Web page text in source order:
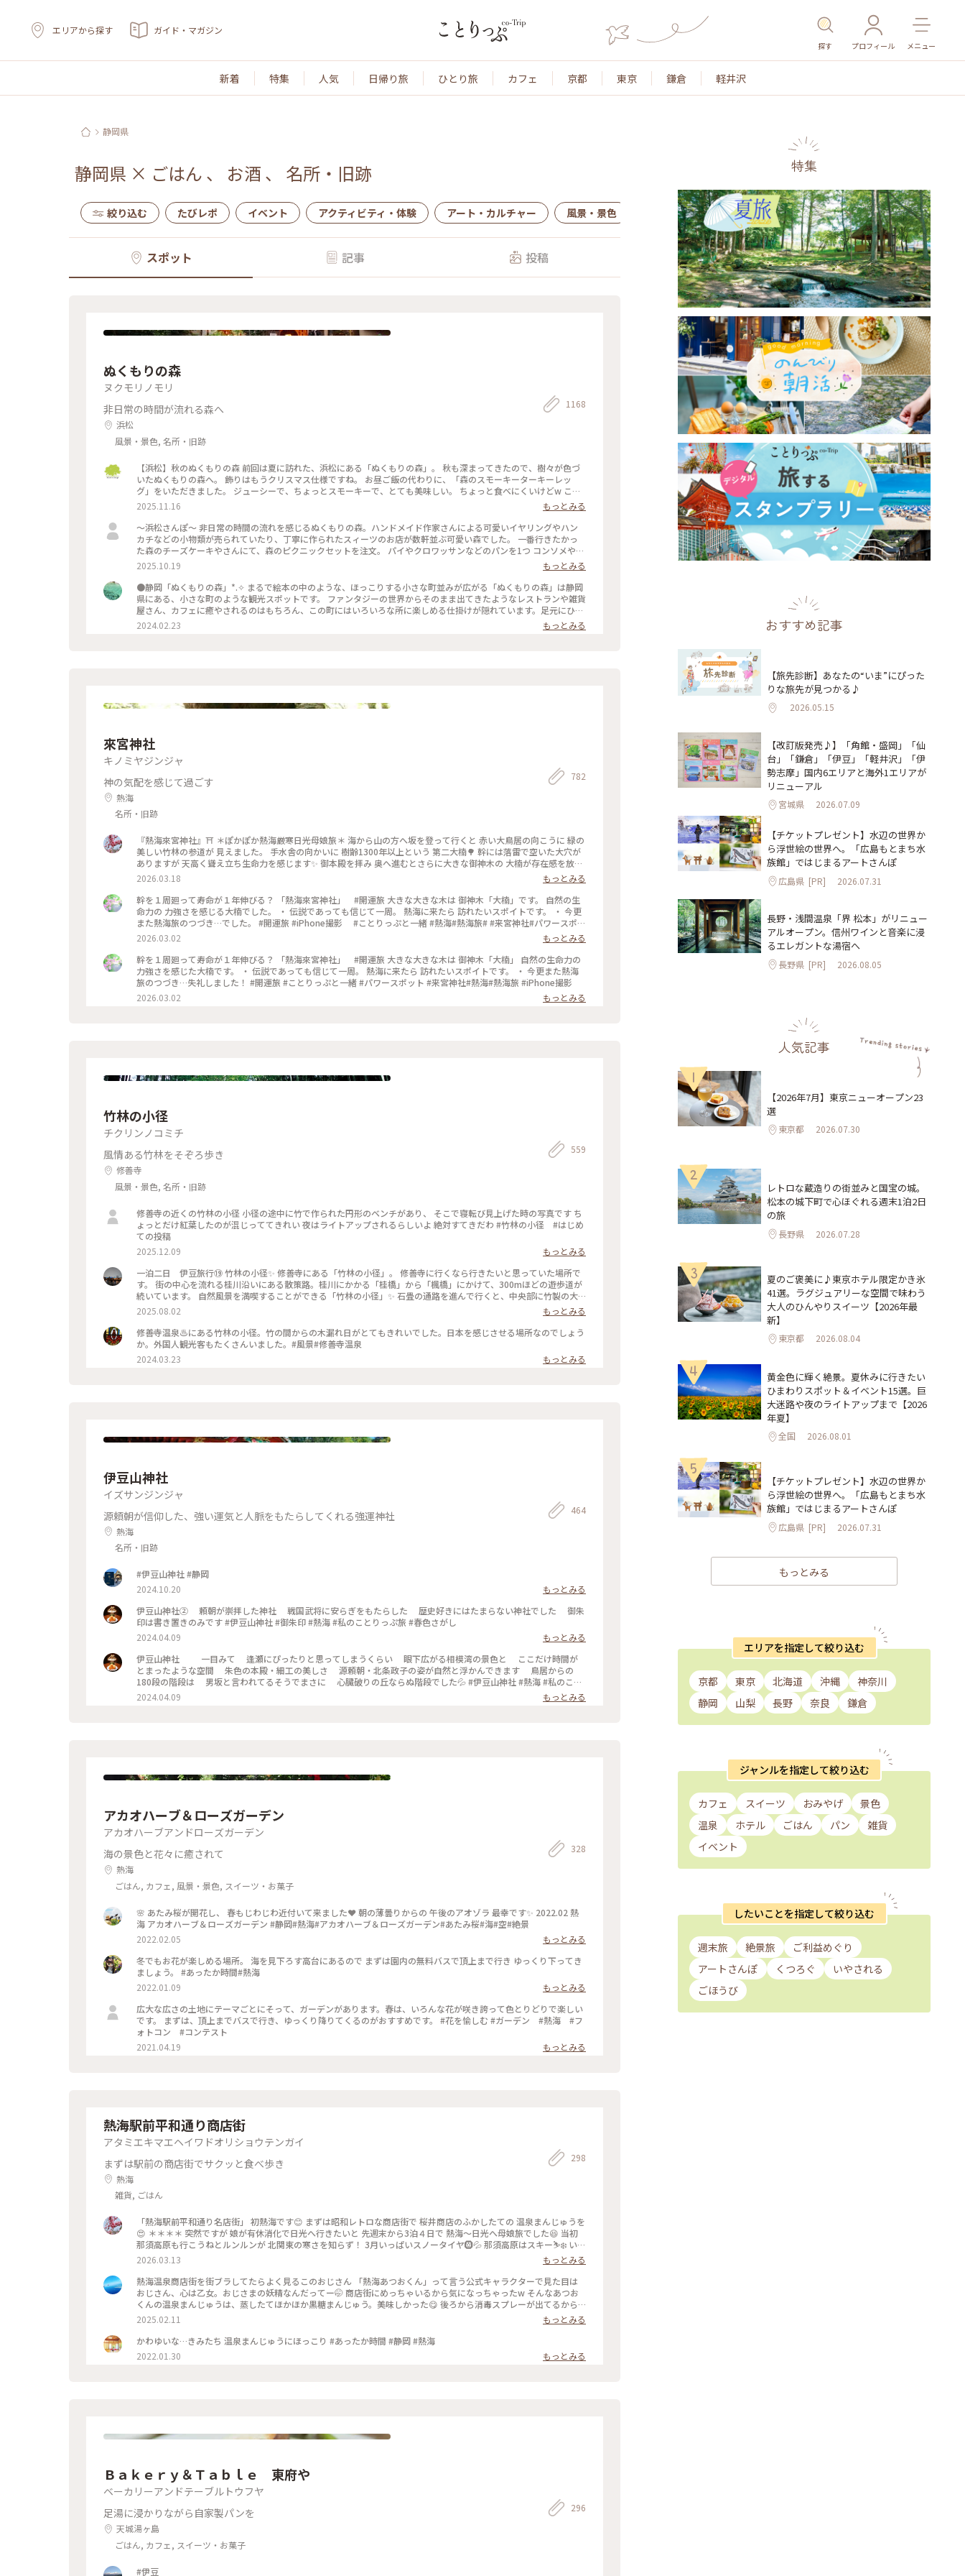
エリアから探す ガイド・マガジン
探す プロフィール メニュー
新着 特集 人気 日帰り旅 ひとり旅 カフェ 京都 東京 鎌倉 軽井沢
静岡県
静岡県 × ごはん 、 お酒 、 名所・旧跡
絞り込む たびレポ イベント アクティビティ・体験 アート・カルチャー 風景・景色 名所・旧跡 温泉・スパ その他施設 ごはん
スポット 記事 投稿
ぬくもりの森
ヌクモリノモリ
非日常の時間が流れる森へ
浜松
風景・景色, 名所・旧跡
1168
【浜松】秋のぬくもりの森 前回は夏に訪れた、浜松にある「ぬくもりの森」。 秋も深まってきたので、樹々が色づ
いたぬくもりの森へ。 飾りはもうクリスマス仕様ですね。 お昼ご飯の代わりに、「森のスモーキーターキーレッ
グ」をいただきました。 ジューシーで、ちょっとスモーキーで、とても美味しい。 ちょっと食べにくいけどw これ
ひとつで結構お腹いっぱいになります。 次はもう少し食べやすそうな「骨付きソーセージ」を試してみよう。 デザ
ートにジェラート。 今回は地元の三日日（みっかび）みかん味をチョイス。 こちらも安心のちょうど良い美味し
さ。
2025.11.16
もっとみる
〜浜松さんぽ〜 非日常の時間の流れを感じるぬくもりの森。ハンドメイド作家さんによる可愛いイヤリングやハン
カチなどの小物類が売られていたり、丁寧に作られたスィーツのお店が数軒並ぶ可愛い森でした。 一番行きたかっ
た森のチーズケーキやさんにて、森のピクニックセットを注文。 パイやクロワッサンなどのパンを1つ コンソメやコ
ーンスープなどから1つ ボトルチーズケーキを1つ のセットです。 どれもしっかりした味で、だけどしつこくはなく
大満足です。 浜松市の「シン・ハママツ計画」の1つ浜松市役所に設置されたエヴァンゲリオン初号機立像を見に行
きました。 天竜エリアが「シン・エヴァンゲリオン劇場版」に登場する「第3村」のモデルの1つトなり注目を集め
ていました。 浜松市役所（浜松市中央区元城町103-2本館1階） 令和8年1月25日まで 平日8時半〜17時15 分 土日
祝10時〜16時 とホームページには記載されています。 #私のことりっぷ旅
2025.10.19
もっとみる
●静岡「ぬくもりの森」*⁠.⁠✧ まるで絵本の中のような、ほっこりする小さな町並みが広がる「ぬくもりの森」は静岡
県にある、小さな町のような観光スポットです。 ファンタジーの世界からそのまま出てきたようなレストランや雑貨
屋さん、カフェに癒やされるのはもちろん、この町にはいろいろな所に楽しめる仕掛けが隠れています。足元にひっ
そりある扉の中にウサギのぬいぐるみが寝ていたり、手すりにハートがあったりと、見つけたら子供も大人も顔がほ
ころぶような隠し要素があり、私も見つけては年甲斐もなくはしゃいでいました。 ファンタジーなかわいい空間が
2024.02.23 もっとみる
來宮神社
キノミヤジンジャ
神の気配を感じて過ごす
熱海
名所・旧跡
782
『熱海來宮神社』⛩️ ＊ぽかぽか熱海厳寒日光母娘旅＊ 海から山の方へ坂を登って行くと 赤い大鳥居の向こうに 緑の
美しい竹林の参道が 見えました。 手水舎の向かいに 樹齢1300年以上という 第二大楠🌳 幹には落雷で空いた大穴が
ありますが 天高く聳え立ち生命力を感じます✨ 御本殿を拝み 奥へ進むとさらに大きな御神木の 大楠が存在感を放っ
ています🌳😆 樹齢2100年越 幹周23.9mの大楠✨ 巨岩を抱き抱え根元は岩のように🪨 不老長寿・無病息災の象徴とし
て 生命力を放っていました✨ 境内は大楠を囲んで 茶寮などが設置され フォトスポットもたくさん🤳 縁台が迫り出し
て 大楠を上から眺めることができます。 かわいい狛犬さんにも 出会えました😊 熱海の観光の一大スポットなのも
納得です✨⛩️ ・ ・ #ちいさな列車旅 #ぽかぽか熱海厳寒日光母娘旅 #母娘旅 #ことりっぷ熱海 #途中下車 #開運旅 #來
宮神社 #来宮神社 #神社 #大楠 #楠 #御神木 #パワースポット #開運旅 #来宮 #熱海 #熱海市 #静岡 #静岡県
2026.03.18
もっとみる
幹を１周廻って寿命が１年伸びる？ 「熱海來宮神社」 #開運旅 大きな大きな木は 御神木「大楠」です。 自然の生
命力の 力強さを感じる大楠でした。 ・ 伝説であっても信じて一周。 熱海に来たら 訪れたいスポイトです。 ・ 今更
また熱海旅のつづき…でした。 #開運旅 #iPhone撮影 #ことりっぷと一緒 #熱海#熱海旅# #来宮神社#パワースポッ
ト
2026.03.02
もっとみる
幹を１周廻って寿命が１年伸びる？ 「熱海來宮神社」 #開運旅 大きな大きな木は 御神木「大楠」 自然の生命力の
力強さを感じた大楠です。 ・ 伝説であっても信じて一周。 熱海に来たら 訪れたいスポイトです。 ・ 今更また熱海
旅のつづき…失礼しました！ #開運旅 #ことりっぷと一緒 #パワースポット #来宮神社#熱海#熱海旅 #iPhone撮影
2026.03.02
もっとみる
竹林の小径
チクリンノコミチ
風情ある竹林をそぞろ歩き
修善寺
風景・景色, 名所・旧跡
559
修善寺の近くの竹林の小径 小径の途中に竹で作られた円形のベンチがあり、 そこで寝転び見上げた時の写真です ち
ょっとだけ紅葉したのが混じっててきれい 夜はライトアップされるらしいよ 絶対すてきだわ #竹林の小径 #はじめ
ての投稿
2025.12.09
もっとみる
一泊二日 伊豆旅行⑲ 竹林の小径✨️ 修善寺にある「竹林の小径」。 修善寺に行くなら行きたいと思っていた場所で
す。 街の中心を流れる桂川沿いにある散策路。桂川にかかる「桂橋」から「楓橋」にかけて、300mほどの遊歩道が
続いています。 自然風景を満喫することができる「竹林の小径」✨️ 石畳の通路を進んで行くと、中央部に竹製の大
きな円形ベンチもあります💡 誰もいなくて貸切状態😆 素敵な竹林の小径を満喫してきました✨️ 2025.7.9 #竹林の小
径 #ゆるり夏時間
2025.08.02
もっとみる
修善寺温泉♨️にある竹林の小径。竹の間からの木漏れ日がとてもきれいでした。日本を感じさせる場所なのでしょう
か。外国人観光客もたくさんいました。#風景#修善寺温泉
2024.03.23
もっとみる
伊豆山神社
イズサンジンジャ
源頼朝が信仰した、強い運気と人脈をもたらしてくれる強運神社
熱海
名所・旧跡
464
#伊豆山神社 #静岡
2024.10.20
もっとみる
伊豆山神社② 頼朝が崇拝した神社 戦国武将に安らぎをもたらした 歴史好きにはたまらない神社でした 御朱
印は書き置きのみです #伊豆山神社 #御朱印 #熱海 #私のことりっぷ旅 #春色さがし
2024.04.09
もっとみる
伊豆山神社 一目みて 逢瀬にぴったりと思ってしまうくらい 眼下広がる相模湾の景色と ここだけ時間が
とまったような空間 朱色の本殿・細工の美しさ 源頼朝・北条政子の姿が自然と浮かんできます 鳥居からの
180段の階段は 男坂と言われてるそうでまさに 心臓破りの丘ならぬ階段でした💦 #伊豆山神社 #熱海 #私のこと
りっぷ旅
2024.04.09 もっとみる
アカオハーブ＆ローズガーデン
アカオハーブアンドローズガーデン
海の景色と花々に癒されて
熱海
ごはん, カフェ, 風景・景色, スイーツ・お菓子
328
🌸 あたみ桜が開花し、 春もじわじわ近付いて来ました❤ 朝の薄曇りからの 午後のアオゾラ 最幸です✨ 2022.02 熱
海 アカオハーブ＆ローズガーデン #静岡#熱海#アカオハーブ＆ローズガーデン#あたみ桜#海#空#絶景
2022.02.05
もっとみる
冬でもお花が楽しめる場所。 海を見下ろす高台にあるので まずは園内の無料バスで頂上まで行き ゆっくり下ってき
ましょう。 #あったか時間#熱海
2022.01.09
もっとみる
広大な広さの土地にテーマごとにそって、ガーデンがあります。春は、いろんな花が咲き誇って色とりどりで楽しい
です。 まずは、頂上までバスで行き、ゆっくり降りてくるのがおすすめです。 #花を愉しむ #ガーデン #熱海 #フ
ォトコン #コンテスト
2021.04.19
もっとみる
熱海駅前平和通り商店街
アタミエキマエヘイワドオリショウテンガイ
まずは駅前の商店街でサクッと食べ歩き
熱海
雑貨, ごはん
298
「熱海駅前平和通り名店街」 初熱海です😊 まずは昭和レトロな商店街で 桜井商店のふかしたての 温泉まんじゅうを
😍 ＊＊＊＊ 突然ですが 娘が有休消化で日光へ行きたいと 先週末から3泊４日で 熱海〜日光へ母娘旅でした😆 当初
那須高原も行こうねとルンルンが 北関東の寒さを知らず！ 3月いっぱいスノータイヤ🛞💦 那須高原はスキー⛷️❄️ いろ
は坂は凍結✨ 日曜日からまた厳寒😂 季節外れの那須高原は諦めて 1日目は熱海で途中下車することに 熱海はこの日
18℃☀️ 翌日の日光は最低気温氷点下の 真冬🤣 なんとか日光へは行こうと ぽかぽか陽気の熱海から 真冬の日光への
アップダウン旅の スタートです😆 ♨️ ふかしたての温泉まんじゅうは こし餡と黒糖生地の粒あん アッツアツふかふ
かでした😍 商店街には美味しそうなお店が たくさん💕 お昼ご飯を求めて路地裏散策へ♪ 行きの新幹線から タイミ
ングよく雲の切れた 富士山も綺麗に見えて 幸先のいいスタートになりましたが どうなる真冬の日光⁉️ 2026.3.7 ・
名店街 #商店街 #レトロ #レトロ商店街 #昭和レトロな商店街 #桜井商店温泉まんじゅう店 #温泉まんじゅう #まんじ
ゅう #饅頭 #名物 #ご当地グルメ #食べ歩き #旅のごはん #富士山 #熱海駅 #熱海 #熱海市 #静岡県 #静岡
2026.03.13
もっとみる
熱海温泉商店街を街ブラしてたらよく見るこのおじさん 「熱海あつおくん」って言う公式キャラクターで見た目は
おじさん、心は乙女。おじさまの妖精なんだってー🤭 商店街にめっちゃいるから気になっちゃったw そんなあつお
くんの温泉まんじゅうは、蒸したてほかほか黒糖まんじゅう。美味しかった😋 後ろから消毒スプレーが出てるから
ちょんまげみたいな姿になってしまった🤣 そこからちょっと足を伸ばしてお散歩♪ 地図で見ると桜並木まで徒歩で
20分ほどとしか書いてなかったので、平地を歩くのかと思ったら、海に向けてずっと下り坂！ しかもなかなかの下
り坂！道も狭いので散歩と言うより良いウォーキングになりました😅 川沿いに近づくとほぼ満開の桜並木が凄い綺
麗にお出迎え🌸 日曜だからか結構な観光客で賑わっててびっくり！周辺にもお店がいっばいあったので、こっちで
も休憩や街ブラも楽しそうでした♪ 帰り道の上り坂は大変だったので、バスで熱海駅まで帰って来ちゃった😂 #熱
2025.02.11
もっとみる
かわゆいな…きみたち 温泉まんじゅうにほっこり #あったか時間 #静岡 #熱海
2022.01.30
もっとみる
Ｂａｋｅｒｙ＆Ｔａｂｌｅ 東府や
ベーカリーアンドテーブルトウフヤ
足湯に浸かりながら自家製パンを
天城湯ヶ島
ごはん, カフェ, スイーツ・お菓子
296
#伊豆
特集
おすすめ記事
【旅先診断】あなたの“いま”にぴった
りな旅先が見つかる♪
2026.05.15
【改訂版発売♪】「角館・盛岡」「仙
台」「鎌倉」「伊豆」「軽井沢」「伊
勢志摩」国内6エリアと海外1エリアが
リニューアル
宮城県 2026.07.09
【チケットプレゼント】水辺の世界か
ら浮世絵の世界へ。「広島もとまち水
族館」ではじまるアートさんぽ
広島県 [PR] 2026.07.31
長野・浅間温泉「界 松本」がリニュー
アルオープン。信州ワインと音楽に浸
るエレガントな湯宿へ
長野県 [PR] 2026.08.05
人気記事
1
【2026年7月】東京ニューオープン23
選
東京都 2026.07.30
2
レトロな蔵造りの街並みと国宝の城。
松本の城下町で心ほぐれる週末1泊2日
の旅
長野県 2026.07.28
3
夏のご褒美に♪東京ホテル限定かき氷
41選。ラグジュアリーな空間で味わう
大人のひんやりスイーツ【2026年最
新】
東京都 2026.08.04
4
黄金色に輝く絶景。夏休みに行きたい
ひまわりスポット＆イベント15選。巨
大迷路や夜のライトアップまで【2026
年夏】
全国 2026.08.01
5
【チケットプレゼント】水辺の世界か
ら浮世絵の世界へ。「広島もとまち水
族館」ではじまるアートさんぽ
広島県 [PR] 2026.07.31
もっとみる
エリアを指定して絞り込む
京都 東京 北海道 沖縄
神奈川
静岡
山梨 長野 奈良 鎌倉
ジャンルを指定して絞り込む
カフェ スイーツ おみやげ
景色
温泉
ホテル ごはん パン
雑貨
イベント
したいことを指定して絞り込む
週末旅 絶景旅
ご利益めぐり
アートさんぽ
くつろぐ
いやされる
ごほうび